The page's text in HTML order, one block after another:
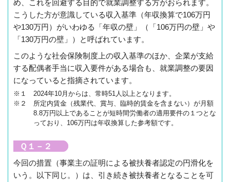
め、これを回避する目的で就業調整する方がおられます。
こうした方が意識している収入基準（年収換算で106万円
や130万円）がいわゆる「年収の壁」（「106万円の壁」や
「130万円の壁」）と呼ばれています。
このような社会保険制度上の収入基準のほか、企業が支給
する配偶者手当に収入要件がある場合も、就業調整の要因
になっていると指摘されています。
※１ 2024年10月からは、常時51人以上となります。
※２ 所定内賃金（残業代、賞与、臨時的賃金を含まない）が月額
8.8万円以上であることが短時間労働者の適用要件の１つとな
っており、106万円は年収換算した参考額です。
Ｑ１－２
今回の措置（事業主の証明による被扶養者認定の円滑化を
いう。以下同じ。）は、引き続き被扶養者となることを可